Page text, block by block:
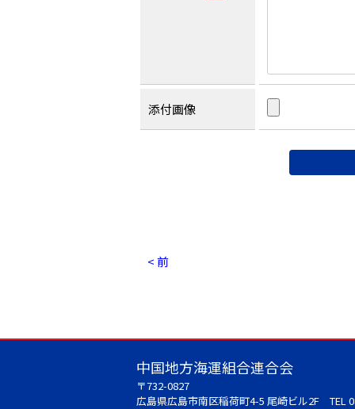
添付画像
< 前
中国地方海運組合連合会
〒732-0827
広島県広島市南区稲荷町4-5 尾崎ビル2F TEL